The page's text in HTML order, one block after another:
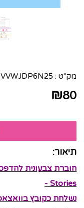
מק"ט : VVWJDP6N25
₪80
תיאור:
Stories -